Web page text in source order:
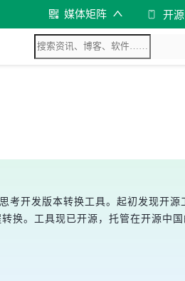
媒体矩阵 开
考开发版本转换工具。起初发现开源
换。工具现已开源，托管在开源中